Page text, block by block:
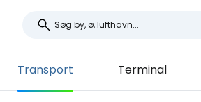
Transport Terminal